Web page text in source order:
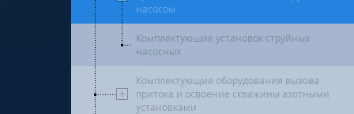
насосом
Комплектующие установок струйных
насосных
Комплектующие оборудования вызова
притока и освоение скважины азотными
установками